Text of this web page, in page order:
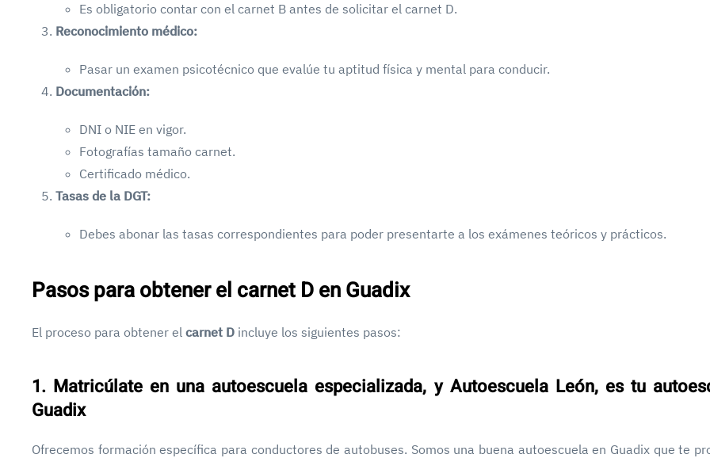
Es obligatorio contar con el carnet B antes de solicitar el carnet D.
Reconocimiento médico:
Pasar un examen psicotécnico que evalúe tu aptitud física y mental para conducir.
Documentación:
DNI o NIE en vigor.
Fotografías tamaño carnet.
Certificado médico.
Tasas de la DGT:
Debes abonar las tasas correspondientes para poder presentarte a los exámenes teóricos y prácticos.
Pasos para obtener el carnet D en Guadix
El proceso para obtener el carnet D incluye los siguientes pasos:
1. Matricúlate en una autoescuela especializada, y Autoescuela León, es tu
Guadix
Ofrecemos formación específica para conductores de autobuses. Somos una buena autoescuela en Guadix que te